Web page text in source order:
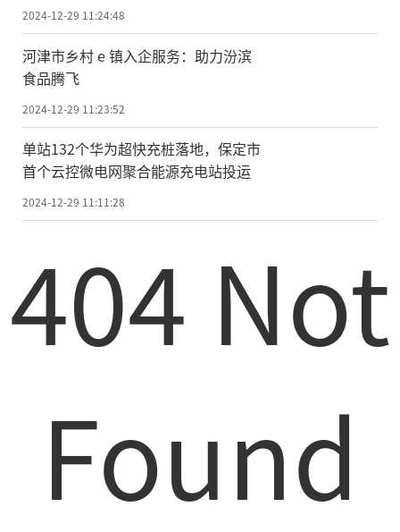
2024-12-29 11:24:48
河津市乡村 e 镇入企服务：助力汾滨
食品腾飞
2024-12-29 11:23:52
单站132个华为超快充桩落地，保定市
首个云控微电网聚合能源充电站投运
2024-12-29 11:11:28
404 Not
Found